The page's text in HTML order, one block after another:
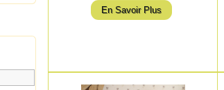
En Savoir Plus